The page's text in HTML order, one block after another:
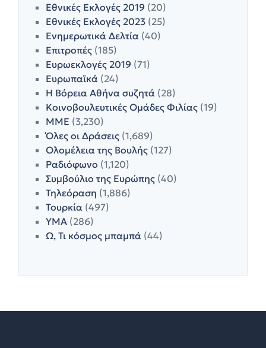
Εθνικές Εκλογές 2019 (20)
Εθνικές Εκλογές 2023 (25)
Ενημερωτικά Δελτία (40)
Επιτροπές (185)
Ευρωεκλογές 2019 (71)
Ευρωπαϊκά (24)
Η Βόρεια Αθήνα συζητά (28)
Κοινοβουλευτικές Ομάδες Φιλίας (19)
ΜΜΕ (3,230)
Όλες οι Δράσεις (1,689)
Ολομέλεια της Βουλής (127)
Ραδιόφωνο (1,120)
Συμβούλιο της Ευρώπης (40)
Τηλεόραση (1,886)
Τουρκία (497)
ΥΜΑ (286)
Ω, Τι κόσμος μπαμπά (44)